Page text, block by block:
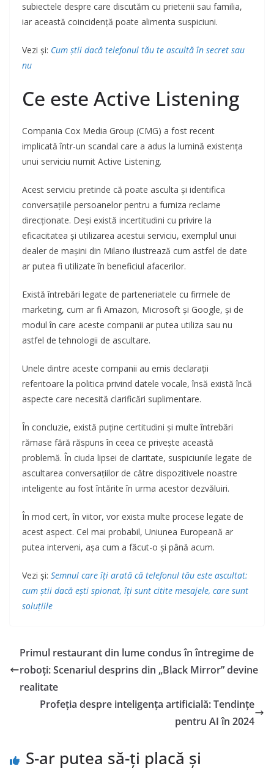
subiectele despre care discutăm cu prietenii sau familia,
iar această coincidență poate alimenta suspiciuni.
Vezi și: Cum știi dacă telefonul tău te ascultă în secret sau
nu
Ce este Active Listening
Compania Cox Media Group (CMG) a fost recent
implicată într-un scandal care a adus la lumină existența
unui serviciu numit Active Listening.
Acest serviciu pretinde că poate asculta și identifica
conversațiile persoanelor pentru a furniza reclame
direcționate. Deși există incertitudini cu privire la
eficacitatea și utilizarea acestui serviciu, exemplul unui
dealer de mașini din Milano ilustrează cum astfel de date
ar putea fi utilizate în beneficiul afacerilor.
Există întrebări legate de parteneriatele cu firmele de
marketing, cum ar fi Amazon, Microsoft și Google, și de
modul în care aceste companii ar putea utiliza sau nu
astfel de tehnologii de ascultare.
Unele dintre aceste companii au emis declarații
referitoare la politica privind datele vocale, însă există încă
aspecte care necesită clarificări suplimentare.
În concluzie, există puține certitudini și multe întrebări
rămase fără răspuns în ceea ce privește această
problemă. În ciuda lipsei de claritate, suspiciunile legate de
ascultarea conversațiilor de către dispozitivele noastre
inteligente au fost întărite în urma acestor dezvăluiri.
În mod cert, în viitor, vor exista multe procese legate de
acest aspect. Cel mai probabil, Uniunea Europeană ar
putea interveni, așa cum a făcut-o și până acum.
Vezi și: Semnul care îți arată că telefonul tău este ascultat:
cum știi dacă ești spionat, îți sunt citite mesajele, care sunt
soluțiile
Primul restaurant din lume condus în întregime de
roboți: Scenariul desprins din „Black Mirror” devine
realitate
Profeția despre inteligența artificială: Tendințe
pentru AI în 2024
S-ar putea să-ți placă și